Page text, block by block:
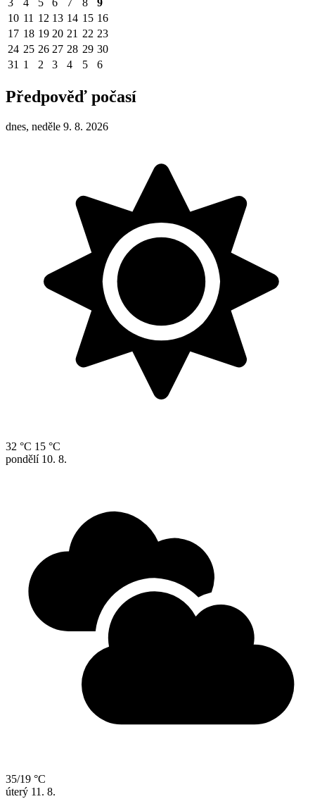
3 4 5 6 7 8
9
10 11 12 13 14 15 16
17 18 19 20 21 22 23
24 25 26 27 28 29 30
31 1 2 3 4 5 6
Předpověď počasí
dnes, neděle 9. 8. 2026
32 °C 15 °C
pondělí 10. 8.
35/19 °C
úterý 11. 8.